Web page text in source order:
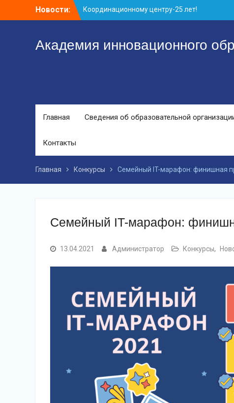
Новости:
Координационному центру-25 лет!
Заседание рабочей группа
Академия инновационного
Главная Сведения об образовательной
Контакты
Главная Конкурсы Семейный IT-марафон: финишная
Семейный IT-марафон:
13.04.2021 Администратор Конкурсы,